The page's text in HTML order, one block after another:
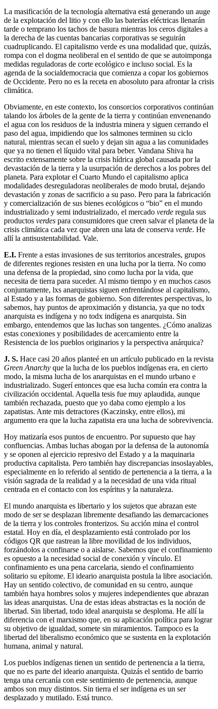
La masificación de la tecnología alternativa está generando un auge
de la explotación del litio y con ello las baterías eléctricas llenarán
tarde o temprano los tachos de basura mientras los ceros digitales a
la derecha de las cuentas bancarias corporativas se seguirán
cuadruplicando. El capitalismo verde es una modalidad que, quizás,
rompa con el dogma neoliberal en el sentido de que se autoimponga
medidas reguladoras de corte ecológico e incluso social. Es la
agenda de la socialdemocracia que comienza a copar los gobiernos
de Occidente. Pero no es la receta en abosoluto para afrontar la crisis
climática.
Obviamente, en este contexto, los consorcios corporativos continúan
talando los árboles de la gente de la tierra y continúan envenenando
el agua con los residuos de la industria minera y siguen cerrando el
paso del agua, impidiendo que los salmones terminen su ciclo
natural, mientras secan el suelo y dejan sin agua a las comunidades
que ya no tienen el líquido vital para beber. Vandana Shiva ha
escrito extensamente sobre la crisis hídrica global causada por la
devastación de la tierra y la usurpación de derechos a los pobres del
planeta. Para explotar el Cuarto Mundo el capitalismo aplica
modalidades desreguladoras neoliberales de modo brutal, dejando
devastación y zonas de sacrificio a su paso. Pero para la fabricación
y comercialización de sus bienes ecológicos o “bio” en el mundo
industrializado y semi industrializado, el mercado verde regula sus
productos verdes para consumidores que creen salvar el planeta de la
crisis climática cada vez que abren una lata de conserva verde. He
allí la antisustentabilidad. Vale.
E.I. Frente a estas invasiones de sus territorios ancestrales, grupos
de diferentes regiones resisten en una lucha por la tierra. No como
una defensa de la propiedad, sino como lucha por la vida, que
necesita de tierra para suceder. Al mismo tiempo y en muchos casos
conjuntamente, lxs anarquistas siguen enfrentándose al capitalismo,
al Estado y a las formas de gobierno. Son diferentes perspectivas, lo
sabemos, hay puntos de aproximación y distancia, ya que no todx
anarquista es indígena y no todx indígena es anarquista. Sin
embargo, entendemos que las luchas son tangentes. ¿Cómo analizas
estas conexiones y posibilidades de acercamiento entre la
Resistencia de los pueblos originarios y la perspectiva anárquica?
J. S. Hace casi 20 años planteé en un artículo publicado en la revista
Green Anarchy que la lucha de los pueblos indígenas era, en cierto
modo, la misma lucha de los anarquistas en el mundo urbano e
industrializado. Sugerí entonces que esa lucha común era contra la
civilización occidental. Aquella tesis fue muy aplaudida, aunque
también rechazada, puesto que yo daba como ejemplo a los
zapatistas. Ante mis detractores (Kaczinsky, entre ellos), mi
argumento era que la lucha zapatista era una lucha de sobrevivencia.
Hoy matizaría esos puntos de encuentro. Por supuesto que hay
confluencias. Ambas luchas abogan por la defensa de la autonomía
y se oponen al ejercicio represivo del Estado y a la maquinaria
productiva capitalista. Pero también hay discrepancias insoslayables,
especialmente en lo referido al sentido de pertenencia a la tierra, a la
visión sagrada de la realidad y a la necesidad de una vida ritual
centrada en el contacto con los espíritus y la naturaleza.
El mundo anarquista es libertario y los sujetos que abrazan este
modo de ser se desplazan libremente desafiando las demarcaciones
de la tierra y los controles fronterizos. Su acción mina el control
estatal. Hoy en día, el desplazamiento está controlado por los
códigos QR que rastrean la libre movilidad de los individuos,
forzándolos a confinarse o a aislarse. Sabemos que el confinamiento
es opuesto a la necesidad social de conexión y vínculo. El
confinamiento es una pena carcelaria, siendo el confinamiento
solitario su epítome. El ideario anarquista postula la libre asociación.
Hay un sentido colectivo, de comunidad en su centro, aunque
también haya hombres solos y mujeres independientes que abrazan
las ideas anarquistas. Una de estas ideas abstractas es la noción de
libertad. Sin libertad, todo ideal anarquista se desploma. He allí la
diferencia con el marxismo que, en su aplicación política para lograr
su objetivo de igualdad, somete sin miramientos. Tampoco es la
libertad del liberalismo económico que se sustenta en la explotación
humana, animal y natural.
Los pueblos indígenas tienen un sentido de pertenencia a la tierra,
que no es parte del ideario anarquista. Quizás el sentido de barrio
tenga una cercanía con este sentimiento de pertenencia, aunque
ambos son muy distintos. Sin tierra el ser indígena es un ser
desplazado y mutilado. Está trunco.